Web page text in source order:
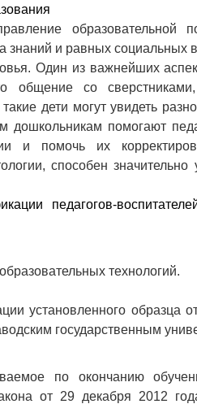
образовательной
знаний и равных социальных
Один из важнейших
общение со
дети могут увидеть
помогают
и помочь их
способен значительно
педагогов-
технологий.
установленного образца от
государственным
по окончанию
закона от 29 декабря 2012